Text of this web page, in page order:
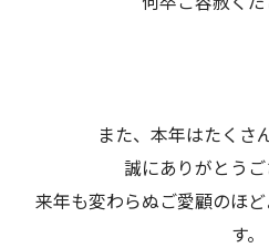
また、本年はたくさ
誠にありがとうご
来年も変わらぬご愛顧のほ
す。